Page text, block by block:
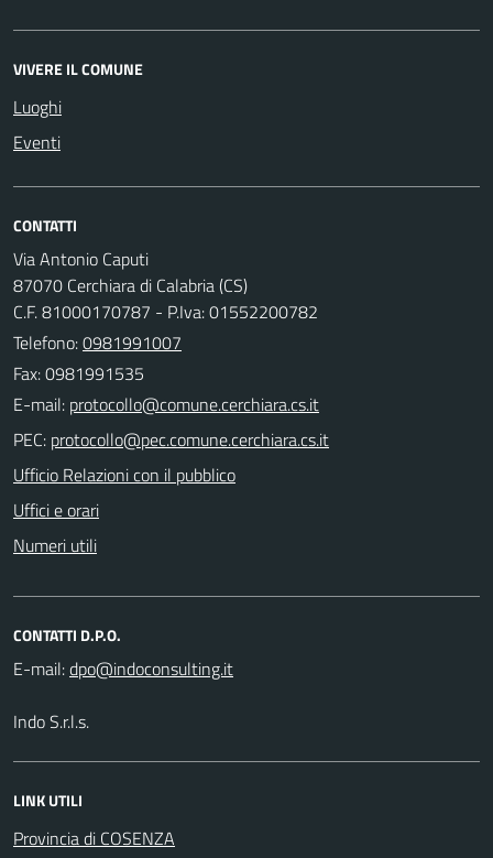
VIVERE IL COMUNE
Luoghi
Eventi
CONTATTI
Via Antonio Caputi
87070 Cerchiara di Calabria (CS)
C.F. 81000170787 - P.Iva: 01552200782
Telefono:0981991007
Fax: 0981991535
E-mail:
PEC:
Ufficio Relazioni con il pubblico
Uffici e orari
Numeri utili
CONTATTI D.P.O.
E-mail:
Indo S.r.l.s.
LINK UTILI
Provincia di COSENZA